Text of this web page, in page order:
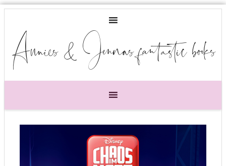
Annies & Jennas fantastic books